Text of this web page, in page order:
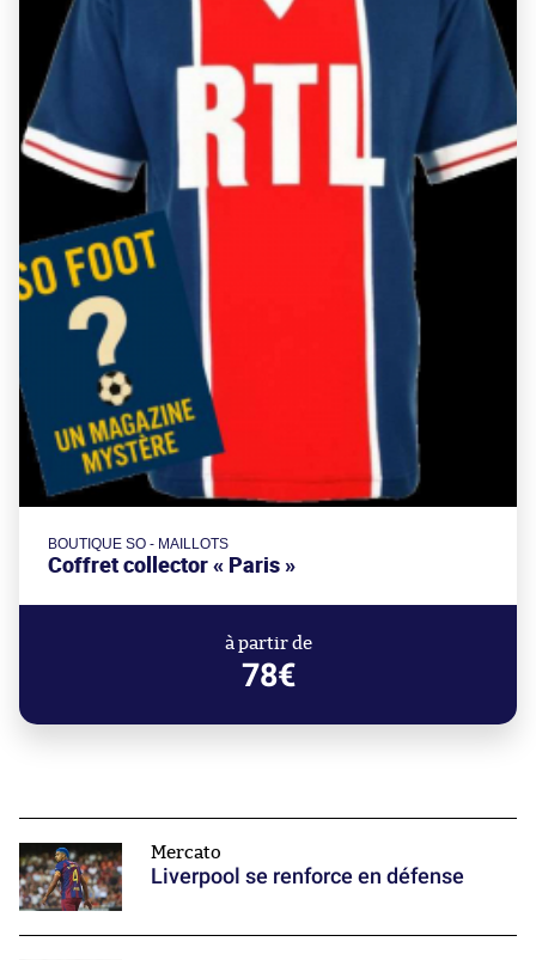
BOUTIQUE SO - MAILLOTS
Coffret collector « Paris »
à partir de
78€
Mercato
Liverpool se renforce en défense